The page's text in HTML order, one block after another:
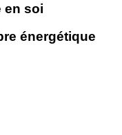
en soi
énergétique